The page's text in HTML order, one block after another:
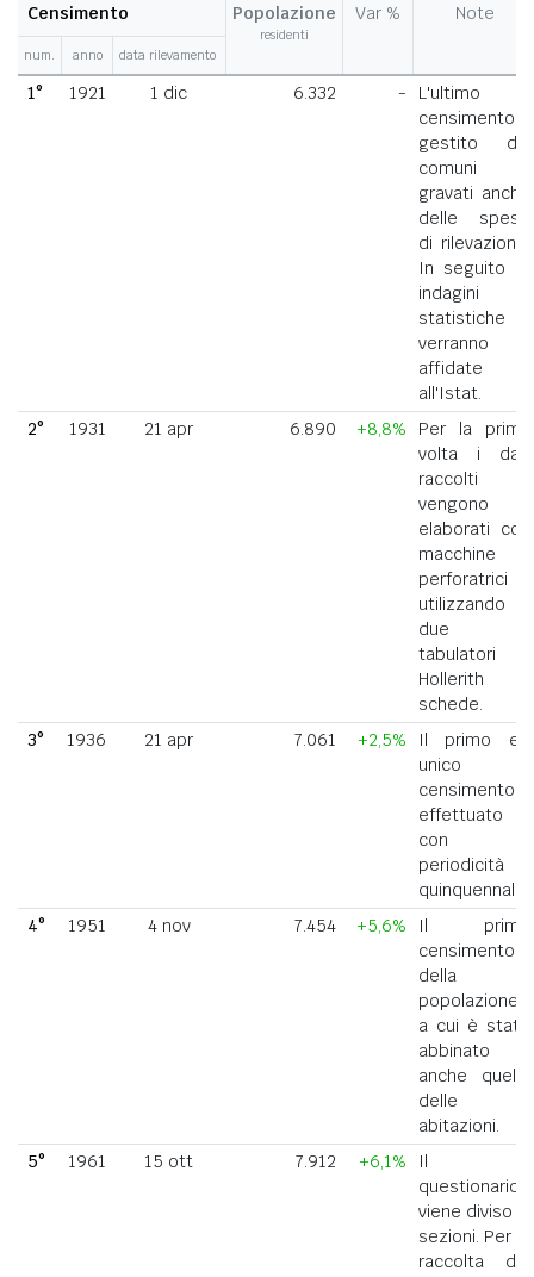
Censimento Popolazione
residenti
Var % Note
num. anno data rilevamento
1° 1921 1 dic 6.332 -
L'ultimo
censimento
gestito dai
comuni
gravati anche
delle spese
di rilevazione.
In seguito le
indagini
statistiche
verranno
affidate
all'Istat.
2°
1931 21 apr 6.890 +8,8%
Per la prima
volta i dati
raccolti
vengono
elaborati con
macchine
perforatrici
utilizzando
due
tabulatori
Hollerith a
schede.
3°
1936 21 apr 7.061 +2,5%
Il primo ed
unico
censimento
effettuato
con
periodicità
quinquennale.
4°
1951 4 nov 7.454 +5,6%
Il primo
censimento
della
popolazione
a cui è stato
abbinato
anche quello
delle
abitazioni.
5°
1961 15 ott 7.912 +6,1%
Il
questionario
viene diviso in
sezioni. Per la
raccolta dei